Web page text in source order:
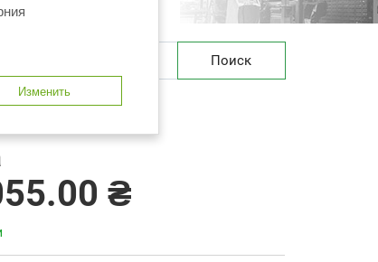
Изменить
Поиск
₴